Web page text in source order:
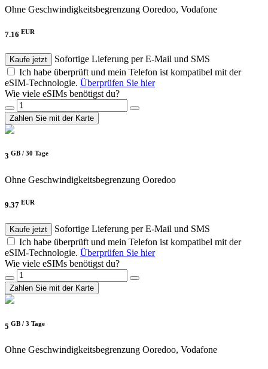
Ohne Geschwindigkeitsbegrenzung Ooredoo, Vodafone
7.16 EUR
Kaufe jetzt
Sofortige Lieferung per E-Mail und SMS
Ich habe überprüft und mein Telefon ist kompatibel mit der
eSIM-Technologie. Überprüfen Sie hier
Wie viele eSIMs benötigst du?
Zahlen Sie mit der Karte
3 GB / 30 Tage
Ohne Geschwindigkeitsbegrenzung Ooredoo
9.37 EUR
Kaufe jetzt
Sofortige Lieferung per E-Mail und SMS
Ich habe überprüft und mein Telefon ist kompatibel mit der
eSIM-Technologie. Überprüfen Sie hier
Wie viele eSIMs benötigst du?
Zahlen Sie mit der Karte
5 GB / 3 Tage
Ohne Geschwindigkeitsbegrenzung Ooredoo, Vodafone